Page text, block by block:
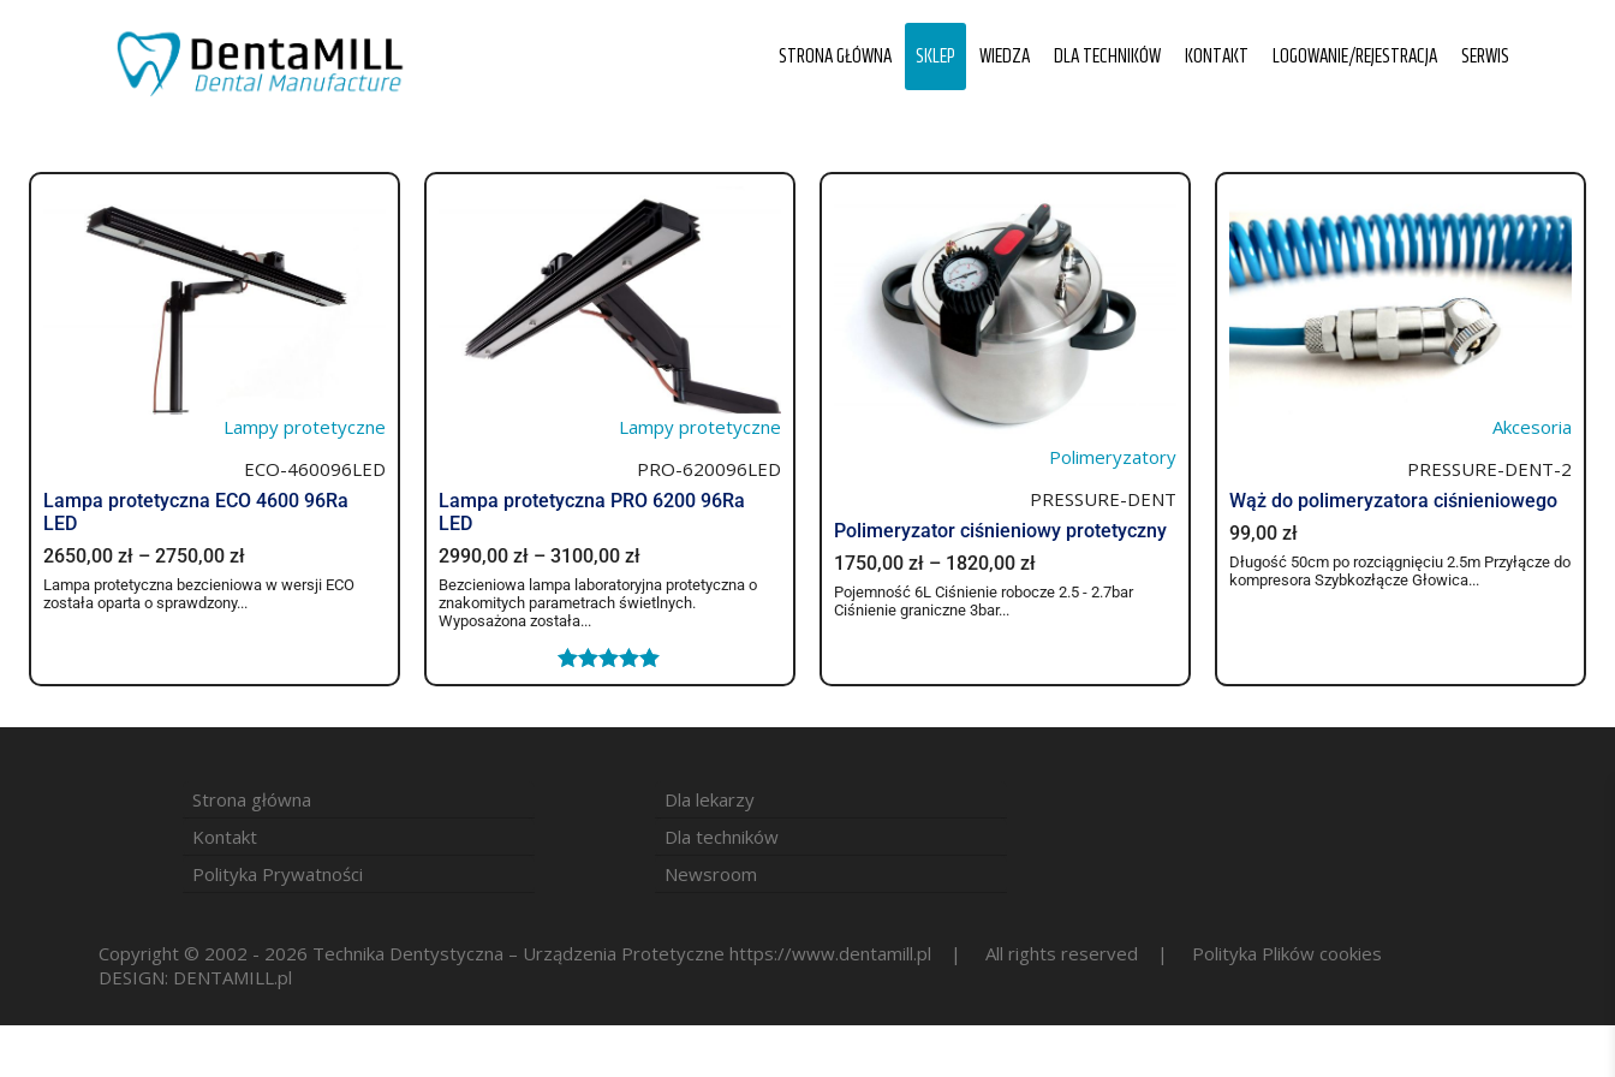
STRONA GŁÓWNA SKLEP WIEDZA DLA TECHNIKÓW KONTAKT LOGOWANIE/REJESTRACJA SERWIS
Lampy protetyczne
ECO-460096LED
Lampa protetyczna ECO 4600 96Ra
LED
2650,00 zł – 2750,00 zł
Lampa protetyczna bezcieniowa w wersji ECO
została oparta o sprawdzony...
Lampy protetyczne
PRO-620096LED
Lampa protetyczna PRO 6200 96Ra
LED
2990,00 zł – 3100,00 zł
Bezcieniowa lampa laboratoryjna protetyczna o
znakomitych parametrach świetlnych.
Wyposażona została...
Oceniono
Polimeryzatory
PRESSURE-DENT
Polimeryzator ciśnieniowy protetyczny
1750,00 zł – 1820,00 zł
Pojemność 6L Ciśnienie robocze 2.5 - 2.7bar
Ciśnienie graniczne 3bar...
Akcesoria
PRESSURE-DENT-2
Wąż do polimeryzatora ciśnieniowego
99,00 zł
Długość 50cm po rozciągnięciu 2.5m Przyłącze do
kompresora Szybkozłącze Głowica...
Strona główna
Kontakt
Polityka Prywatności
Dla lekarzy
Dla techników
Newsroom
Copyright © 2002 - 2026 Technika Dentystyczna – Urządzenia Protetyczne https://www.dentamill.pl | All rights reserved | Polityka Plików cookies
DESIGN: DENTAMILL.pl